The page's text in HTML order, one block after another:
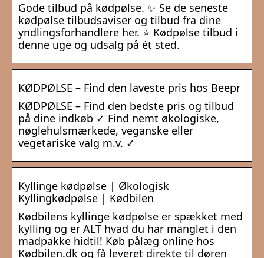
Gode tilbud på kødpølse. ✨ Se de seneste
kødpølse tilbudsaviser og tilbud fra dine
yndlingsforhandlere her. ⭐ Kødpølse tilbud i
denne uge og udsalg på ét sted.
KØDPØLSE – Find den laveste pris hos Beepr
KØDPØLSE – Find den bedste pris og tilbud
på dine indkøb ✓ Find nemt økologiske,
nøglehulsmærkede, veganske eller
vegetariske valg m.v. ✓
Kyllinge kødpølse | Økologisk
Kyllingkødpølse | Kødbilen
Kødbilens kyllinge kødpølse er spækket med
kylling og er ALT hvad du har manglet i den
madpakke hidtil! Køb pålæg online hos
Kødbilen.dk og få leveret direkte til døren